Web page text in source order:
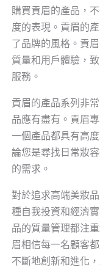
購買貢眉的產品，
度的表現。貢眉的
了品牌的風格。貢
質量和用戶體驗，
服務。
貢眉的產品系列非
品應有盡有。貢眉
一個產品都具有高
論您是尋找日常妝
的需求。
對於追求高端美妝
種自我投資和經濟
品的質量管理都注
眉相信每一名顧客
不斷地創新和進化